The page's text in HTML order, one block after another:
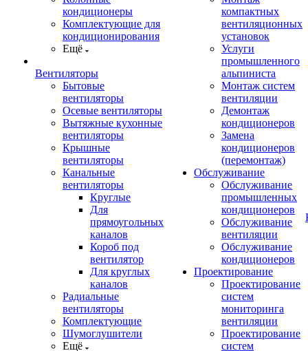
кондиционеры
Комплектующие для
кондиционирования
Ещё
Вентиляторы
Бытовые
вентиляторы
Осевые вентиляторы
Вытяжные кухонные
вентиляторы
Крышные
вентиляторы
Канальные
вентиляторы
Круглые
Для
прямоугольных
каналов
Короб под
вентилятор
Для круглых
каналов
Радиальные
вентиляторы
Комплектующие
Шумоглушители
Ещё
компактных
вентиляционных
установок
Услуги
промышленного
альпиниста
Монтаж систем
вентиляции
Демонтаж
кондиционеров
Замена
кондиционеров
(перемонтаж)
Обслуживание
Обслуживание
промышленных
кондиционеров
Обслуживание
вентиляции
Обслуживание
кондиционеров
Проектирование
Проектирование
систем
мониторинга
вентиляции
Проектирование
систем